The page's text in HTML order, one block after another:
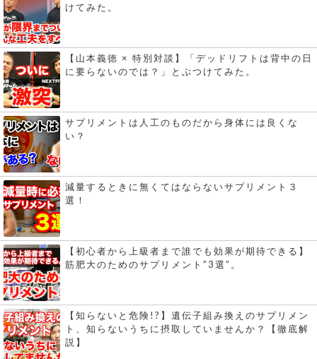
けてみた。
【山本義徳 × 特別対談】「デッドリフトは背中の日
に要らないのでは？」とぶつけてみた。
サプリメントは人工のものだから身体には良くな
い？
減量するときに無くてはならないサプリメント３
選！
【初心者から上級者まで誰でも効果が期待できる】
筋肥大のためのサプリメント”3選”。
【知らないと危険!?】遺伝子組み換えのサプリメン
ト、知らないうちに摂取していませんか？【徹底解
説】